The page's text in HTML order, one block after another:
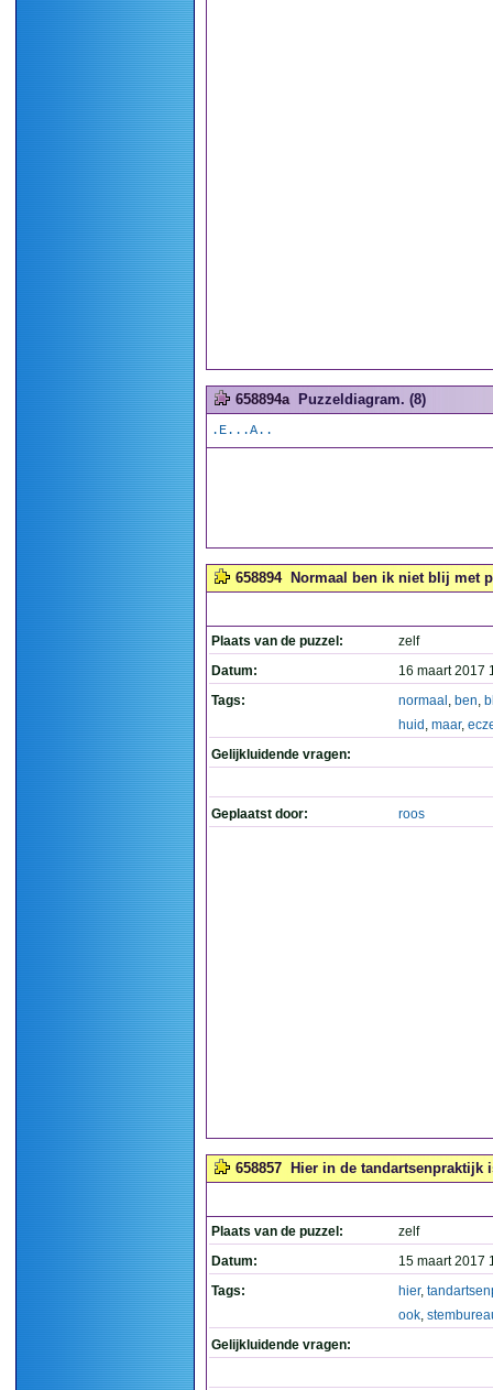
658894a Puzzeldiagram. (8)
.E...A..
658894 Normaal ben ik niet blij met
Plaats van de puzzel:
zelf
Datum:
16 maart 2017
Tags:
normaal , ben,
huid , maar,
Gelijkluidende vragen:
Geplaatst door: roos
658857 Hier in de tandartsenpraktijk
Plaats van de puzzel:
zelf
Datum:
15 maart 2017
Tags:
hier,
ook,
Gelijkluidende vragen: